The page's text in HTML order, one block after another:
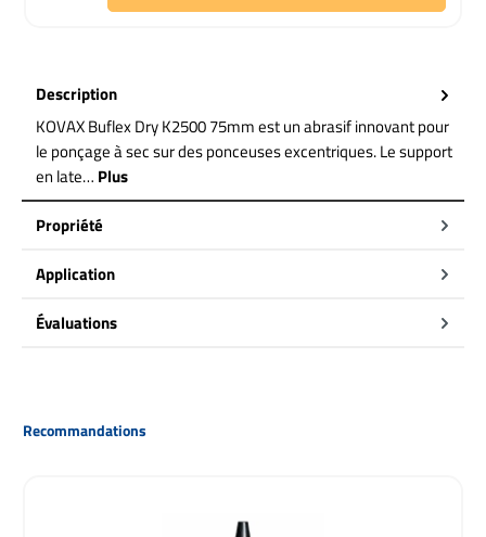
Description
KOVAX Buflex Dry K2500 75mm est un abrasif innovant pour
le ponçage à sec sur des ponceuses excentriques. Le support
en late… Plus
Propriété
Application
Évaluations
Ignorer la galerie de produits
Recommandations